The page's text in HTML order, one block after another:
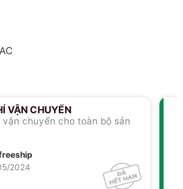
VẬN CHUYỂN
vận chuyển cho toàn bộ sản
2024